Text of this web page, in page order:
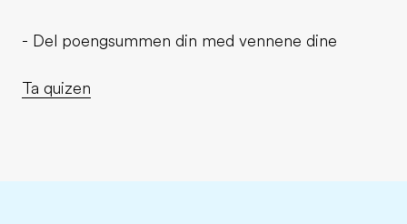
- Del poengsummen din med vennene dine
Ta quizen